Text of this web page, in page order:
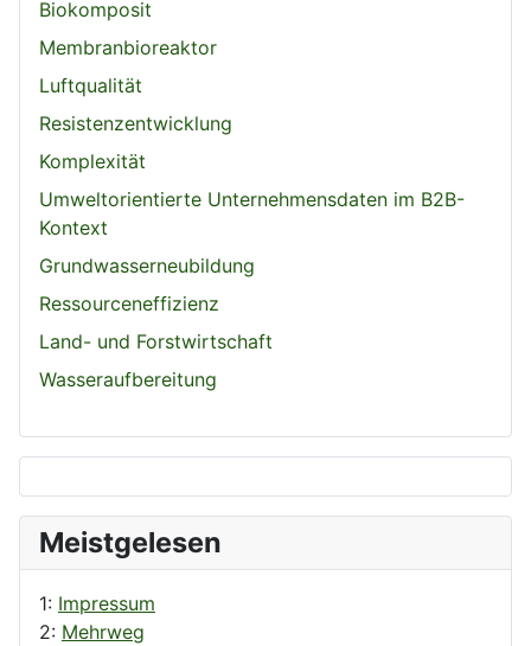
Biokomposit
Membranbioreaktor
Luftqualität
Resistenzentwicklung
Komplexität
Umweltorientierte Unternehmensdaten im B2B-
Kontext
Grundwasserneubildung
Ressourceneffizienz
Land- und Forstwirtschaft
Wasseraufbereitung
Meistgelesen
1: Impressum
2: Mehrweg